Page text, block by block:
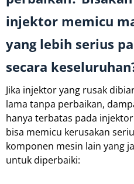
injektor memicu
yang lebih serius
secara
Jika injektor yang rusak
lama tanpa perbaikan,
hanya terbatas pada
bisa memicu kerusakan
komponen mesin lain yang
untuk diperbaiki: